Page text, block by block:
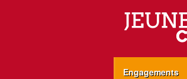
Engagements